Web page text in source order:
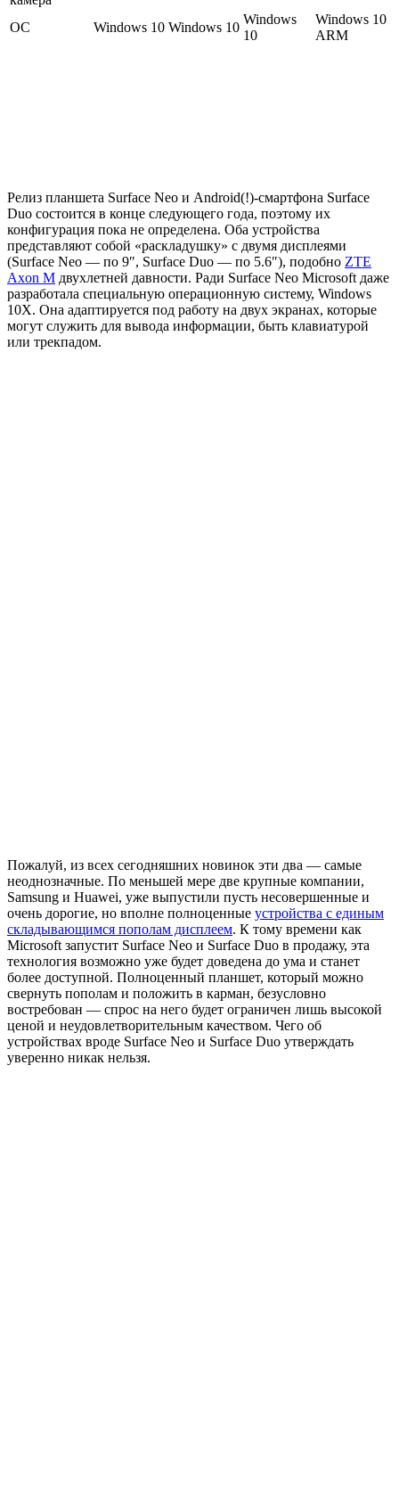
ОС
Windows 10 Windows 10
Windows
10
Windows 10
ARM
Релиз планшета Surface Neo и Android(!)-смартфона Surface
Duo состоится в конце следующего года, поэтому их
конфигурация пока не определена. Оба устройства
представляют собой «раскладушку» с двумя дисплеями
(Surface Neo — по 9″, Surface Duo — по 5.6″), подобно ZTE
Axon M двухлетней давности. Ради Surface Neo Microsoft даже
разработала специальную операционную систему, Windows
10X. Она адаптируется под работу на двух экранах, которые
могут служить для вывода информации, быть клавиатурой
или трекпадом.
Пожалуй, из всех сегодняшних новинок эти два — самые
неоднозначные. По меньшей мере две крупные компании,
Samsung и Huawei, уже выпустили пусть несовершенные и
очень дорогие, но вполне полноценные устройства с единым
складывающимся пополам дисплеем. К тому времени как
Microsoft запустит Surface Neo и Surface Duo в продажу, эта
технология возможно уже будет доведена до ума и станет
более доступной. Полноценный планшет, который можно
свернуть пополам и положить в карман, безусловно
востребован — спрос на него будет ограничен лишь высокой
ценой и неудовлетворительным качеством. Чего об
устройствах вроде Surface Neo и Surface Duo утверждать
уверенно никак нельзя.